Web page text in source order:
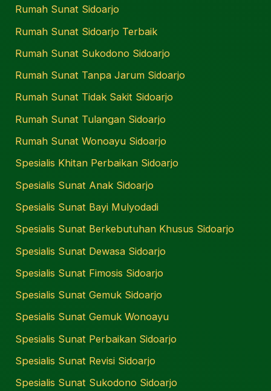
Rumah Sunat Sidoarjo
Rumah Sunat Sidoarjo Terbaik
Rumah Sunat Sukodono Sidoarjo
Rumah Sunat Tanpa Jarum Sidoarjo
Rumah Sunat Tidak Sakit Sidoarjo
Rumah Sunat Tulangan Sidoarjo
Rumah Sunat Wonoayu Sidoarjo
Spesialis Khitan Perbaikan Sidoarjo
Spesialis Sunat Anak Sidoarjo
Spesialis Sunat Bayi Mulyodadi
Spesialis Sunat Berkebutuhan Khusus Sidoarjo
Spesialis Sunat Dewasa Sidoarjo
Spesialis Sunat Fimosis Sidoarjo
Spesialis Sunat Gemuk Sidoarjo
Spesialis Sunat Gemuk Wonoayu
Spesialis Sunat Perbaikan Sidoarjo
Spesialis Sunat Revisi Sidoarjo
Spesialis Sunat Sukodono Sidoarjo